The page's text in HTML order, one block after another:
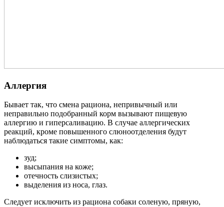
Аллергия
Бывает так, что смена рациона, непривычный или
неправильно подобранный корм вызывают пищевую
аллергию и гиперсаливацию. В случае аллергических
реакций, кроме повышенного слюноотделения будут
наблюдаться такие симптомы, как:
зуд;
высыпания на коже;
отечность слизистых;
выделения из носа, глаз.
Следует исключить из рациона собаки соленую, пряную,